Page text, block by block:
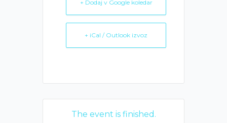
+ Dodaj v Google koledar
+ iCal / Outlook izvoz
The event is finished.